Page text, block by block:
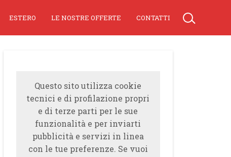
ESTERO LE NOSTRE OFFERTE CONTATTI
Questo sito utilizza cookie
tecnici e di profilazione propri
e di terze parti per le sue
funzionalità e per inviarti
pubblicità e servizi in linea
con le tue preferenze. Se vuoi